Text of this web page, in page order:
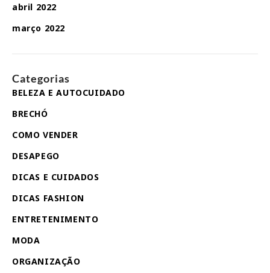
abril 2022
março 2022
Categorias
BELEZA E AUTOCUIDADO
BRECHÓ
COMO VENDER
DESAPEGO
DICAS E CUIDADOS
DICAS FASHION
ENTRETENIMENTO
MODA
ORGANIZAÇÃO